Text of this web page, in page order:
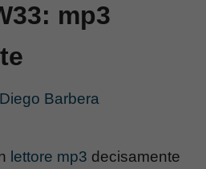
mp3
Diego Barbera
lettore mp3 decisamente